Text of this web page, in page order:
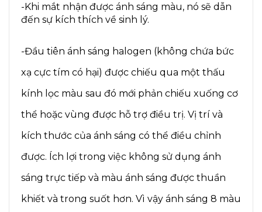
-Khi mắt nhận được ánh sáng màu, nó sẽ dẫn
đến sự kích thích về sinh lý.
-Đầu tiên ánh sáng halogen (không chứa bức
xạ cực tím có hại) được chiếu qua một thấu
kính lọc màu sau đó mới phản chiếu xuống cơ
thể hoặc vùng được hỗ trợ điều trị. Vị trí và
kích thước của ánh sáng có thể điều chỉnh
được. Ích lợi trong việc không sử dụng ánh
sáng trực tiếp và màu ánh sáng được thuần
khiết và trong suốt hơn. Vì vậy ánh sáng 8 màu